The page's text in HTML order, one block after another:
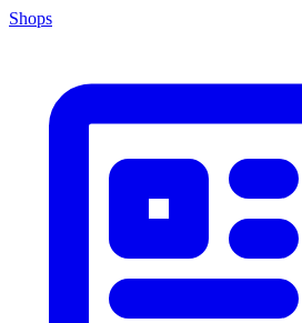
Shops